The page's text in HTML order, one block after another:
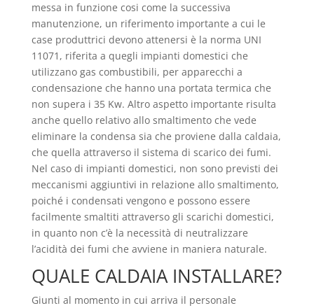
messa in funzione cosi come la successiva
manutenzione, un riferimento importante a cui le
case produttrici devono attenersi è la norma UNI
11071, riferita a quegli impianti domestici che
utilizzano gas combustibili, per apparecchi a
condensazione che hanno una portata termica che
non supera i 35 Kw. Altro aspetto importante risulta
anche quello relativo allo smaltimento che vede
eliminare la condensa sia che proviene dalla caldaia,
che quella attraverso il sistema di scarico dei fumi.
Nel caso di impianti domestici, non sono previsti dei
meccanismi aggiuntivi in relazione allo smaltimento,
poiché i condensati vengono e possono essere
facilmente smaltiti attraverso gli scarichi domestici,
in quanto non c’è la necessità di neutralizzare
l’acidità dei fumi che avviene in maniera naturale.
QUALE CALDAIA INSTALLARE?
Giunti al momento in cui arriva il personale